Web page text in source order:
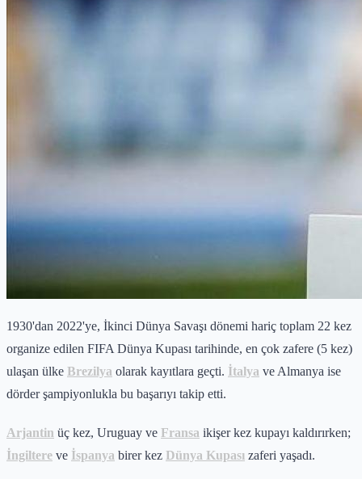
1930'dan 2022'ye, İkinci Dünya Savaşı dönemi hariç toplam 22 kez
organize edilen FIFA Dünya Kupası tarihinde, en çok zafere (5 kez)
ulaşan ülke Brezilya olarak kayıtlara geçti. İtalya ve Almanya ise
dörder şampiyonlukla bu başarıyı takip etti.
Arjantin üç kez, Uruguay ve Fransa ikişer kez kupayı kaldırırken;
İngiltere ve İspanya birer kez Dünya Kupası zaferi yaşadı.